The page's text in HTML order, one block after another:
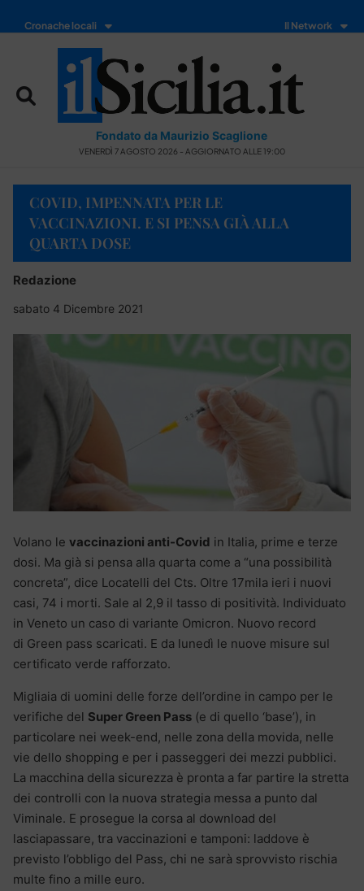
Cronache locali Il Network
Fondato da Maurizio Scaglione
VENERDÌ 7 AGOSTO 2026 - AGGIORNATO ALLE 19:00
COVID, IMPENNATA PER LE
VACCINAZIONI. E SI PENSA GIÀ ALLA
QUARTA DOSE
Redazione
sabato 4 Dicembre 2021
Volano le vaccinazioni anti-Covid in Italia, prime e terze
dosi. Ma già si pensa alla quarta come a “una possibilità
concreta”, dice Locatelli del Cts. Oltre 17mila ieri i nuovi
casi, 74 i morti. Sale al 2,9 il tasso di positività. Individuato
in Veneto un caso di variante Omicron. Nuovo record
di Green pass scaricati. E da lunedì le nuove misure sul
certificato verde rafforzato.
Migliaia di uomini delle forze dell’ordine in campo per le
verifiche del Super Green Pass (e di quello ‘base’), in
particolare nei week-end, nelle zona della movida, nelle
vie dello shopping e per i passeggeri dei mezzi pubblici.
La macchina della sicurezza è pronta a far partire la stretta
dei controlli con la nuova strategia messa a punto dal
Viminale. E prosegue la corsa al download del
lasciapassare, tra vaccinazioni e tamponi: laddove è
previsto l’obbligo del Pass, chi ne sarà sprovvisto rischia
multe fino a mille euro.